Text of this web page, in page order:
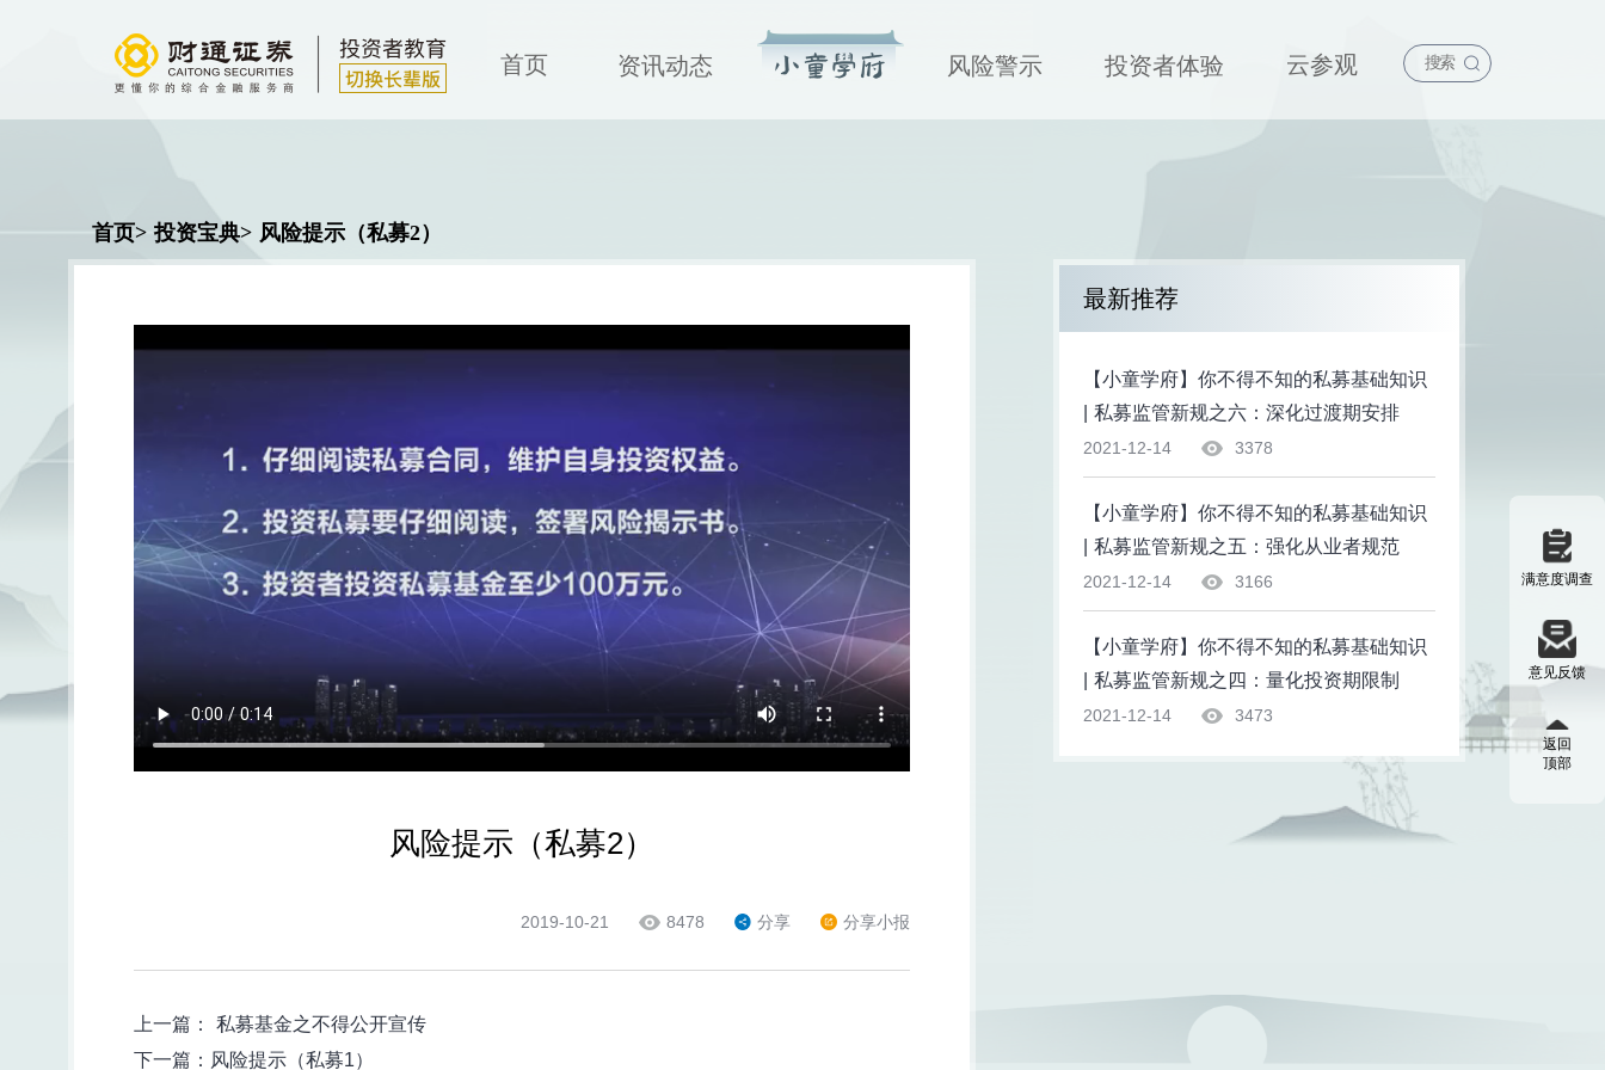
首页 资讯动态 风险警示 投资者体验 云参观
首页> 投资宝典> 风险提示（私募2）
风险提示（私募2）
2019-10-21 8478 分享 分享小报
上一篇： 私募基金之不得公开宣传
下一篇： 风险提示（私募1）
最新推荐
【小童学府】你不得不知的私募基础知识
| 私募监管新规之六：深化过渡期安排
2021-12-14 3378
【小童学府】你不得不知的私募基础知识
| 私募监管新规之五：强化从业者规范
2021-12-14 3166
【小童学府】你不得不知的私募基础知识
| 私募监管新规之四：量化投资期限制
2021-12-14 3473
满意度调查
意见反馈
返回
顶部